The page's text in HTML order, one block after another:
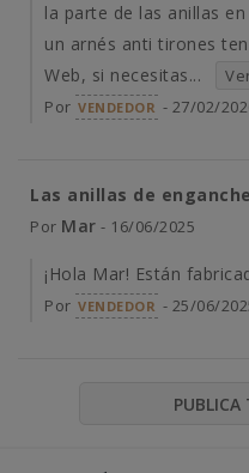
la parte de las anillas
un arnés anti tirones
Web, si necesitas...
Por VENDEDOR - 27/02/
Las anillas de
Por Mar - 16/06/2025
¡Hola Mar! Están
Por VENDEDOR - 25/06/
PUBLICA